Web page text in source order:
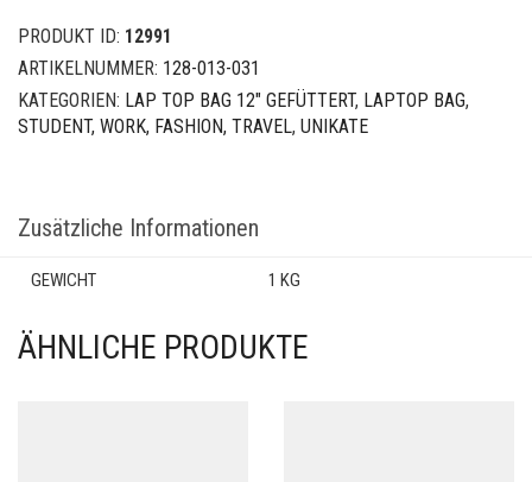
PRODUKT ID: 12991
ARTIKELNUMMER: 128-013-031
KATEGORIEN: LAP TOP BAG 12" GEFÜTTERT, LAPTOP BAG,
STUDENT, WORK, FASHION, TRAVEL, UNIKATE
Zusätzliche Informationen
GEWICHT 1 KG
ÄHNLICHE PRODUKTE